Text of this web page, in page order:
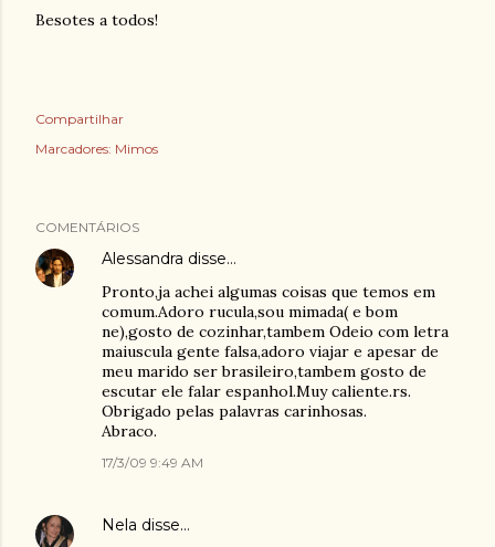
Besotes a todos!
Compartilhar
Marcadores: Mimos
COMENTÁRIOS
Alessandra disse…
Pronto,ja achei algumas coisas que temos em
comum.Adoro rucula,sou mimada( e bom
ne),gosto de cozinhar,tambem Odeio com letra
maiuscula gente falsa,adoro viajar e apesar de
meu marido ser brasileiro,tambem gosto de
escutar ele falar espanhol.Muy caliente.rs.
Obrigado pelas palavras carinhosas.
Abraco.
17/3/09 9:49 AM
Nela disse…